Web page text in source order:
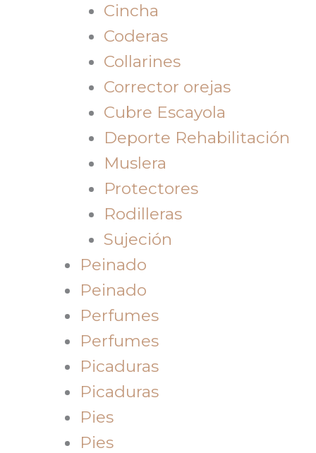
Cincha
Coderas
Collarines
Corrector orejas
Cubre Escayola
Deporte Rehabilitación
Muslera
Protectores
Rodilleras
Sujeción
Peinado
Peinado
Perfumes
Perfumes
Picaduras
Picaduras
Pies
Pies